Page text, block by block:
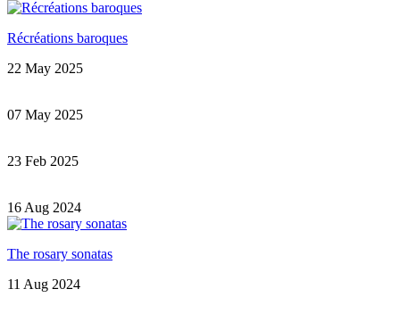
Récréations baroques
22 May 2025
07 May 2025
23 Feb 2025
16 Aug 2024
The rosary sonatas
11 Aug 2024